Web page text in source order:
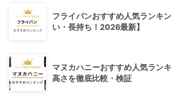
フライパンおすすめ人気ランキ
い・長持ち！2026最新】
マヌカハニーおすすめ人気ラン
高さを徹底比較・検証